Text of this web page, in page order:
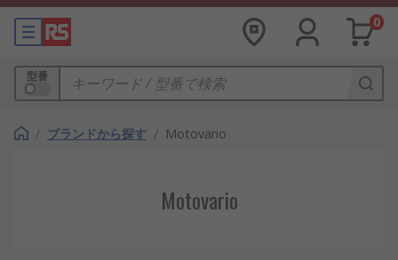
0
型番
/ ブランドから探す / Motovario
Motovario